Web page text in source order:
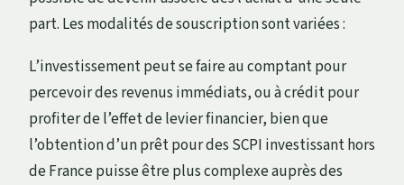
part. Les modalités de souscription sont variées :
L’investissement peut se faire au comptant pour
percevoir des revenus immédiats, ou à crédit pour
profiter de l’effet de levier financier, bien que
l’obtention d’un prêt pour des SCPI investissant hors
de France puisse être plus complexe auprès des